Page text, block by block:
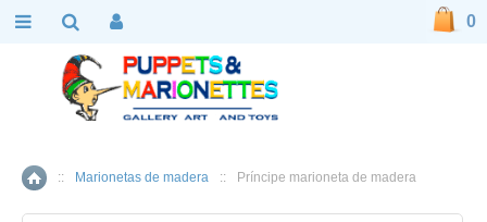
Inicio
:: Marionetas de madera :: Príncipe marioneta de madera
0